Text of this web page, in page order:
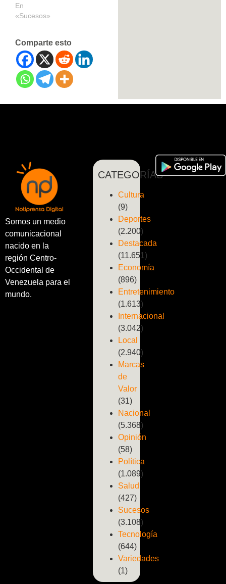
En
«Sucesos»
Comparte esto
Somos un medio
comunicacional
nacido en la
región Centro-
Occidental de
Venezuela para el
mundo.
CATEGORÍAS
Cultura
(9)
Deportes
(2.200)
Destacada
(11.651)
Economía
(896)
Entretenimiento
(1.613)
Internacional
(3.042)
Local
(2.940)
Marcas
de
Valor
(31)
Nacional
(5.368)
Opinión
(58)
Política
(1.089)
Salud
(427)
Sucesos
(3.108)
Tecnología
(644)
Variedades
(1)